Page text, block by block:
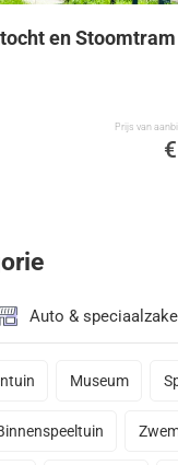
en Stoomtram
Prijs van
Auto &
Museum